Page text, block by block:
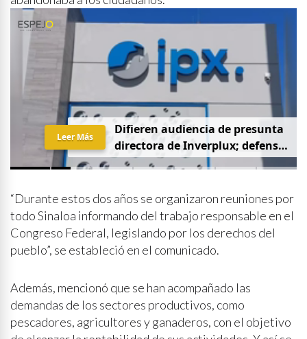
Difieren audiencia de presunta
directora deInverplux; defensa
pidequeseaprivadaysin
Leer Más
“Durante estos dos años se organizaron reuniones por
todo Sinaloa informando del trabajo responsable en el
Congreso Federal, legislando por los derechos del
pueblo”, se estableció en el comunicado.
Además, mencionó que se han acompañado las
demandas de los sectores productivos, como
pescadores, agricultores y ganaderos, con el objetivo